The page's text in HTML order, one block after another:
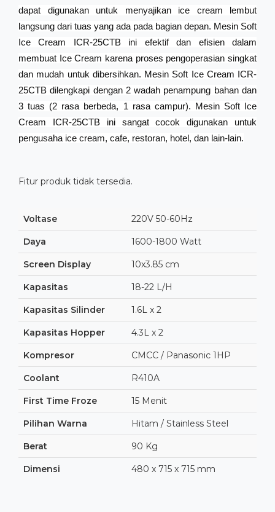
dapat digunakan untuk menyajikan ice cream lembut
langsung dari tuas yang ada pada bagian depan. Mesin Soft
Ice Cream ICR-25CTB ini efektif dan efisien dalam
membuat Ice Cream karena proses pengoperasian singkat
dan mudah untuk dibersihkan. Mesin Soft Ice Cream ICR-
25CTB dilengkapi dengan 2 wadah penampung bahan dan
3 tuas (2 rasa berbeda, 1 rasa campur). Mesin Soft Ice
Cream ICR-25CTB ini sangat cocok digunakan untuk
pengusaha ice cream, cafe, restoran, hotel, dan lain-lain.
Fitur produk tidak tersedia.
Voltase 220V 50-60Hz
Daya 1600-1800 Watt
Screen Display 10x3.85 cm
Kapasitas 18-22 L/H
Kapasitas Silinder 1.6L x 2
Kapasitas Hopper 4.3L x 2
Kompresor CMCC / Panasonic 1HP
Coolant R410A
First Time Froze 15 Menit
Pilihan Warna Hitam / Stainless Steel
Berat 90 Kg
Dimensi 480 x 715 x 715 mm